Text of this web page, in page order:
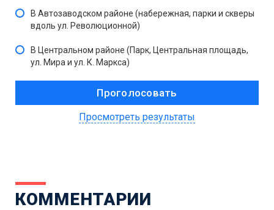
В Автозаводском районе (набережная, парки и скверы
вдоль ул. Революционной)
В Центральном районе (Парк, Центральная площадь,
ул. Мира и ул. К. Маркса)
Просмотреть результаты
КОММЕНТАРИИ